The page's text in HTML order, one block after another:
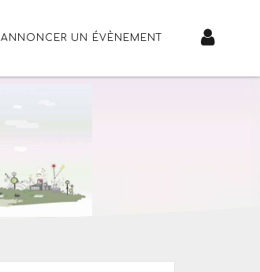
ANNONCER UN ÉVÈNEMENT